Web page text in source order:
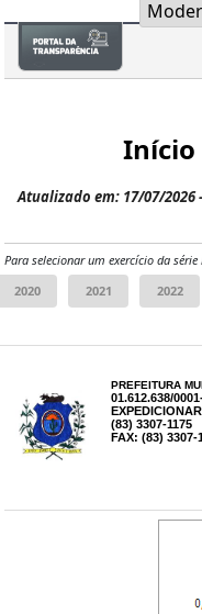
Início
Atualizado em: 17/07/2026
Para selecionar um exercício da
PREFEITURA
01.612.638/
(83) 3307-1175
FAX: (83) 3307-